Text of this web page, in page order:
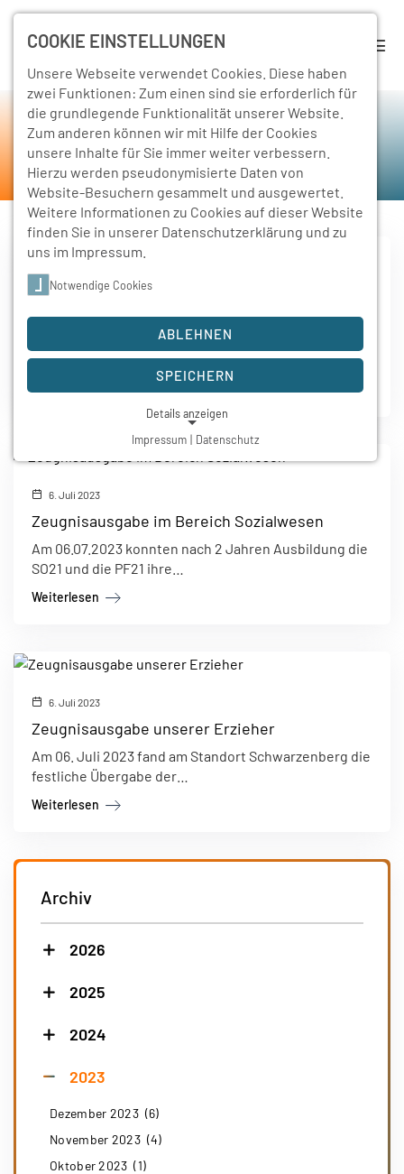
Rückschau
Home Schulleben Rückschau
7. Juli 2023
Eine etwas andere Klassenfahrt
In der letzten Schulwoche des Schuljahres 2022/2023
plante der Jahrgang der GN21…
Weiterlesen
6. Juli 2023
Zeugnisausgabe im Bereich Sozialwesen
Am 06.07.2023 konnten nach 2 Jahren Ausbildung die
SO21 und die PF21 ihre…
Weiterlesen
6. Juli 2023
Zeugnisausgabe unserer Erzieher
Am 06. Juli 2023 fand am Standort Schwarzenberg die
festliche Übergabe der…
Weiterlesen
Archiv
2026
2025
2024
2023
Dezember 2023 (6)
November 2023 (4)
Oktober 2023 (1)
COOKIE EINSTELLUNGEN
Unsere Webseite verwendet Cookies. Diese haben
zwei Funktionen: Zum einen sind sie erforderlich für
die grundlegende Funktionalität unserer Website.
Zum anderen können wir mit Hilfe der Cookies
unsere Inhalte für Sie immer weiter verbessern.
Hierzu werden pseudonymisierte Daten von
Website-Besuchern gesammelt und ausgewertet.
Weitere Informationen zu Cookies auf dieser Website
finden Sie in unserer Datenschutzerklärung und zu
uns im Impressum
Notwendige Cookies
ABLEHNEN
SPEICHERN
Details anzeigen
NOTWENDIGE COOKIES
Notwendige Cookies ermöglichen grundlegende
Funktionen und sind für die einwandfreie Funktion der
Einverständnis-Cookie
cookie_consent
1 Jahr
Impressum | Datenschutz